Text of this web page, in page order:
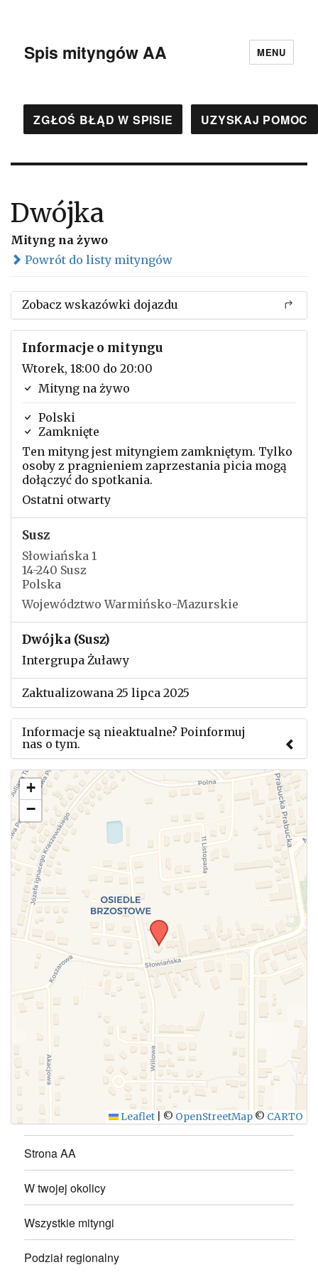
Spis mityngów AA MENU
ZGŁOŚ BŁĄD W SPISIE UZYSKAJ POMOC
Dwójka
Mityng na żywo
Powrót do listy mityngów
Zobacz wskazówki dojazdu
Informacje o mityngu
Wtorek, 18:00 do 20:00
Mityng na żywo
Polski
Zamknięte
Ten mityng jest mityngiem zamkniętym. Tylko
osoby z pragnieniem zaprzestania picia mogą
dołączyć do spotkania.
Ostatni otwarty
Susz
Słowiańska 1
14-240 Susz
Polska
Województwo Warmińsko-Mazurskie
Dwójka (Susz)
Intergrupa Żuławy
Zaktualizowana 25 lipca 2025
Informacje są nieaktualne? Poinformuj
nas o tym.
Użyj tego formularza aby przesłać informację o
zmianach w powyższym mityngu.
WYŚLIJ
+
−
Leaflet © OpenStreetMap © CARTO
Strona AA
W twojej okolicy
Wszystkie mityngi
Podział regionalny